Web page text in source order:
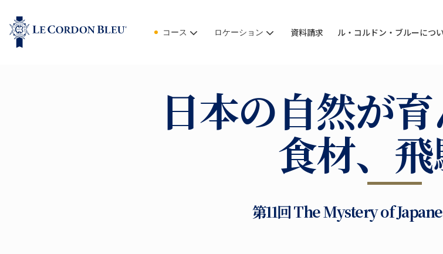
コース ロケーション 資料請求 ル・コルドン・ブルーにつ
日本の自然が
食材、
第11回 The Mystery of